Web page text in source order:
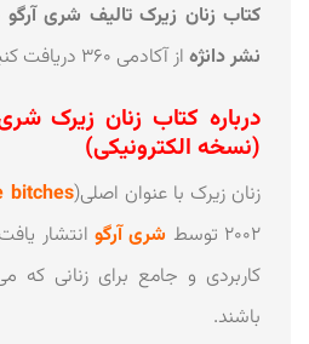
کتاب زنان زیرک تالیف شری
نشر دانژه از آکادمی 360 دریافت کنید.
(نسخه الکترونیکی)
زنان زیرک با عنوان اصلی(bitches
۲۰۰۲ توسط
شری آرگو انتشار
کاربردی و جامع برای زنانی که
باشند.